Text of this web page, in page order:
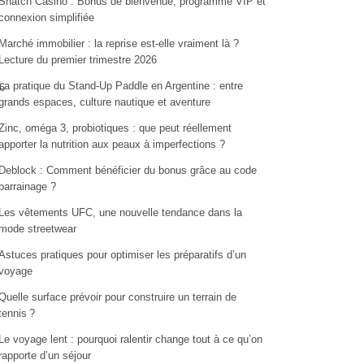
simplifiée
immobilier : la reprise est-elle vraiment là ?
du premier trimestre 2026
pratique du Stand-Up Paddle en Argentine : entre
espaces, culture nautique et aventure
oméga 3, probiotiques : que peut réellement
la nutrition aux peaux à imperfections ?
: Comment bénéficier du bonus grâce au code
?
vêtements UFC, une nouvelle tendance dans la
streetwear
pratiques pour optimiser les préparatifs d’un
surface prévoir pour construire un terrain de
?
voyage lent : pourquoi ralentir change tout à ce qu’on
d’un séjour